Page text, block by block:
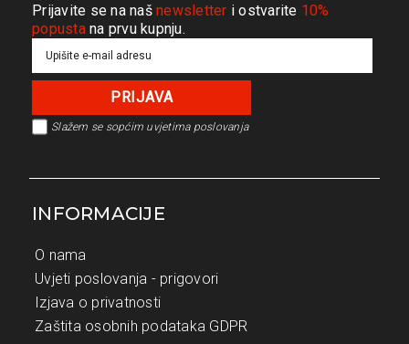
Prijavite se na naš newsletter i ostvarite 10%
popustana prvu kupnju.
Slažem se sopćim uvjetima poslovanja
INFORMACIJE
O nama
Uvjeti poslovanja - prigovori
Izjava o privatnosti
Zaštita osobnih podataka GDPR